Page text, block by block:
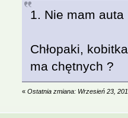
1. Nie mam auta
Chłopaki,
ma chętnych ?
« Ostatnia zmiana: Wrzesień 23,